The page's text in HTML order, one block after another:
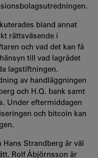
bland annat
rättsväsende i
och vad det kan få
till vad lagrådet
lagstiftningen.
av handläggningen
och H.Q. bank samt
Under eftermiddagen
och bitcoin kan
Strandberg är väl
Rolf Åbjörnsson är